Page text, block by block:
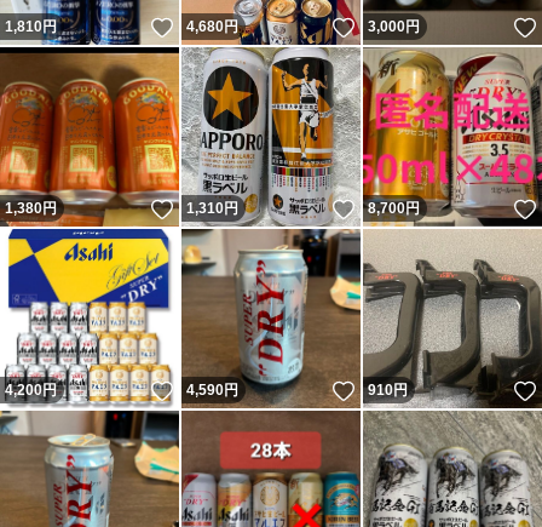
1,810円 いいね！
4,680円 いいね！
3,000円
1,380円 いいね！
1,310円 いいね！
8,700円
4,200円 いいね！
4,590円 いいね！
910円